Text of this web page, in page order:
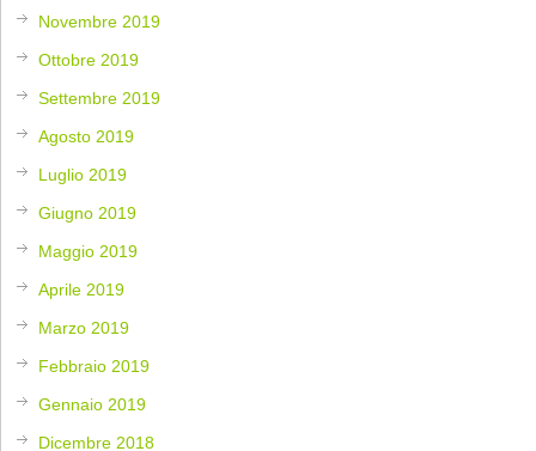
Novembre 2019
Ottobre 2019
Settembre 2019
Agosto 2019
Luglio 2019
Giugno 2019
Maggio 2019
Aprile 2019
Marzo 2019
Febbraio 2019
Gennaio 2019
Dicembre 2018